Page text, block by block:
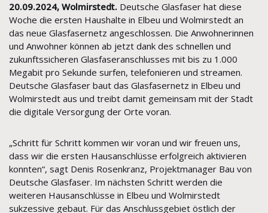
20.09.2024, Wolmirstedt. Deutsche Glasfaser hat diese
Woche die ersten Haushalte in Elbeu und Wolmirstedt an
das neue Glasfasernetz angeschlossen. Die Anwohnerinnen
und Anwohner können ab jetzt dank des schnellen und
zukunftssicheren Glasfaseranschlusses mit bis zu 1.000
Megabit pro Sekunde surfen, telefonieren und streamen.
Deutsche Glasfaser baut das Glasfasernetz in Elbeu und
Wolmirstedt aus und treibt damit gemeinsam mit der Stadt
die digitale Versorgung der Orte voran.
„Schritt für Schritt kommen wir voran und wir freuen uns,
dass wir die ersten Hausanschlüsse erfolgreich aktivieren
konnten“, sagt Denis Rosenkranz, Projektmanager Bau von
Deutsche Glasfaser. Im nächsten Schritt werden die
weiteren Hausanschlüsse in Elbeu und Wolmirstedt
sukzessive gebaut. Für das Anschlussgebiet östlich der